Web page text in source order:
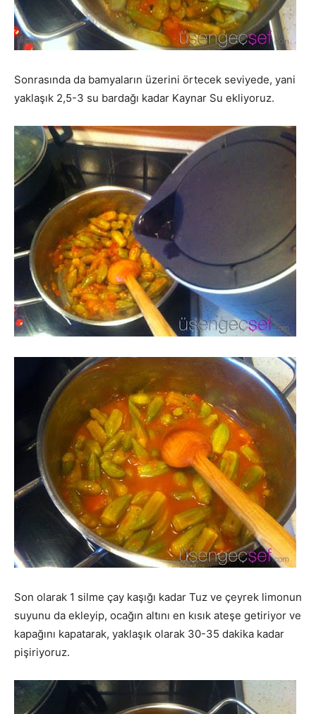
Sonrasında da bamyaların üzerini örtecek seviyede, yani
yaklaşık 2,5-3 su bardağı kadar Kaynar Su ekliyoruz.
Son olarak 1 silme çay kaşığı kadar Tuz ve çeyrek limonun
suyunu da ekleyip, ocağın altını en kısık ateşe getiriyor ve
kapağını kapatarak, yaklaşık olarak 30-35 dakika kadar
pişiriyoruz.